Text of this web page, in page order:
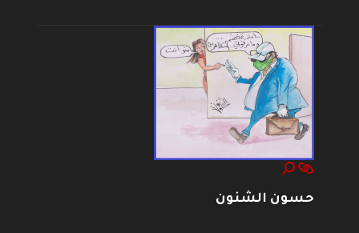
حسون الشنون